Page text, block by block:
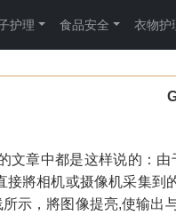
护理 食品安全 衣物护
文章中都是这样说的：由
接將相机或摄像机采集
示，將图像提亮,使输出